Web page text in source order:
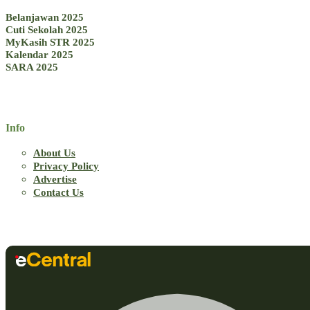
Belanjawan 2025
Cuti Sekolah 2025
MyKasih STR 2025
Kalendar 2025
SARA 2025
Info
About Us
Privacy Policy
Advertise
Contact Us